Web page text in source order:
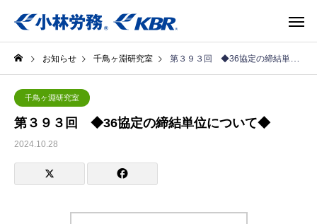
お知らせ 千鳥ヶ淵研究室 第３９３回 ◆36協定の締結単位について◆
千鳥ヶ淵研究室
第３９３回 ◆36協定の締結単位について◆
2024.10.28